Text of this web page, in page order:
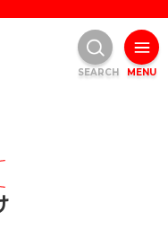
MENU
SEARCH